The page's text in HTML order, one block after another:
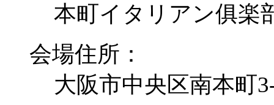
本町イタリアン俱楽
会場住所：
大阪市中央区南本町